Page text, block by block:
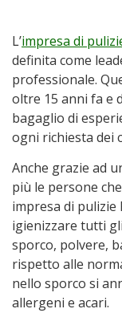
L’impresa di
definita come
professionale.
oltre 15 anni fa e
bagaglio di
ogni richiesta dei
Anche grazie ad
più le persone
impresa di pulizie
igienizzare tutti
sporco, polvere,
rispetto alle
nello sporco si
allergeni e acari.